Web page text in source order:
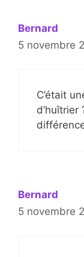
Bernard
5 novembre
C’était
d’huîtrier
Bernard
5 novembre